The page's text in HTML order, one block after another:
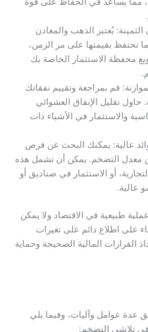
يُعتبر الذهب والمعادن
ما تحتفظ بقيمتها على مر الزمن،
محفظة الاستثمار الخاصة بك
قم بمراجعة وتقييم نفقاتك
حاول تقليل الإنفاق العشوائي
والاستثمار في الأشياء ذات
عالية: يمكنك البحث عن فرص
معدل التضخم. يمكن أن تشمل هذه
أو الاستثمار في صناديق أو
عالية.
طبيعية في الاقتصاد ولا يمكن
على اطلاع دائم على تغيرات
القرارات المالية الصحيحة وحماية
عوامل وآليات، وفيما يلي
تلاشي التضخم: